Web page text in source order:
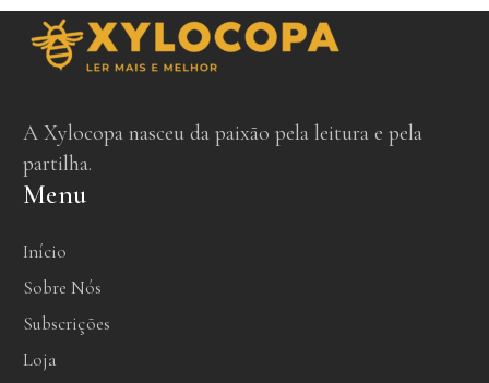
A Xylocopa nasceu da paixão pela leitura e pela
partilha.
Menu
Início
Sobre Nós
Subscrições
Loja